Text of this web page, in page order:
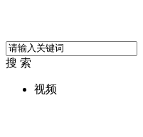
搜 索
视频